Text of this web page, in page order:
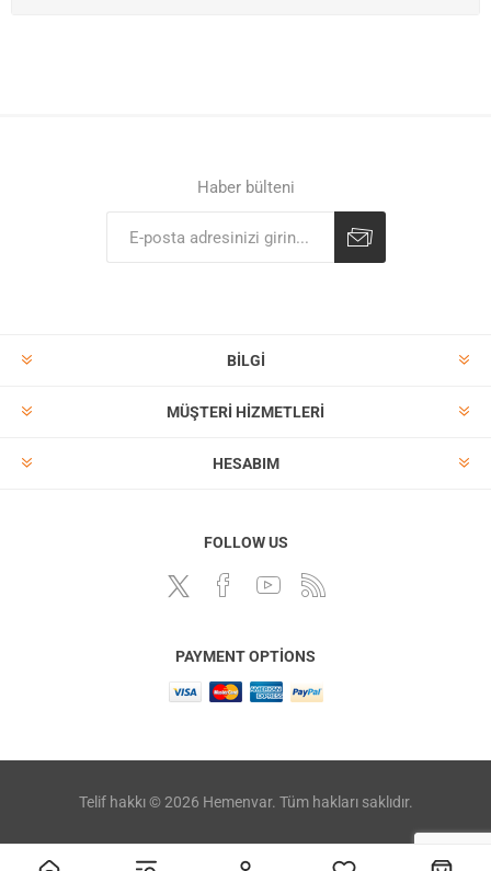
Haber bülteni
BILGI
MÜŞTERI HIZMETLERI
HESABIM
FOLLOW US
PAYMENT OPTIONS
Telif hakkı © 2026 Hemenvar. Tüm hakları saklıdır.